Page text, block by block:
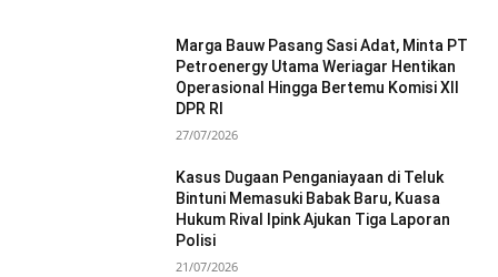
Marga Bauw Pasang Sasi Adat, Minta PT
Petroenergy Utama Weriagar Hentikan
Operasional Hingga Bertemu Komisi XII
DPR RI
27/07/2026
Kasus Dugaan Penganiayaan di Teluk
Bintuni Memasuki Babak Baru, Kuasa
Hukum Rival Ipink Ajukan Tiga Laporan
Polisi
21/07/2026